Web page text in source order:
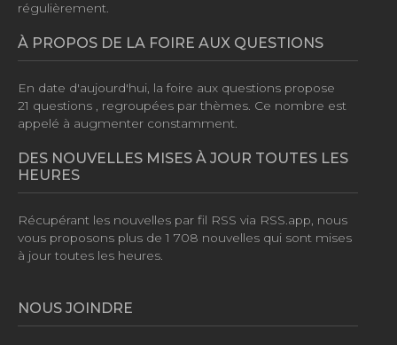
régulièrement.
À PROPOS DE LA FOIRE AUX QUESTIONS
En date d'aujourd'hui, la foire aux questions propose
21 questions , regroupées par thèmes. Ce nombre est
appelé à augmenter constamment.
DES NOUVELLES MISES À JOUR TOUTES LES
HEURES
Récupérant les nouvelles par fil RSS via RSS.app, nous
vous proposons plus de 1 708 nouvelles qui sont mises
à jour toutes les heures.
NOUS JOINDRE